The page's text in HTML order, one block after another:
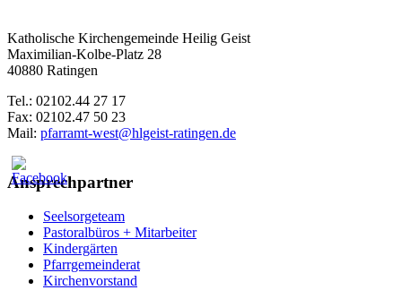
Katholische Kirchengemeinde Heilig Geist
Maximilian-Kolbe-Platz 28
40880 Ratingen
Tel.: 02102.44 27 17
Fax: 02102.47 50 23
Mail: pfarramt-west@hlgeist-ratingen.de
Ansprechpartner
Seelsorgeteam
Pastoralbüros + Mitarbeiter
Kindergärten
Pfarrgemeinderat
Kirchenvorstand